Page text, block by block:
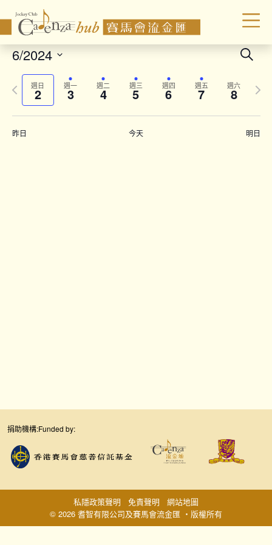
and
Search
6/2024
Select
date.週日
2 週一
3 週二
4 週三
5 週四
6 週五
7 週六
8
Previous
week
Next
昨日 今天 明日
捐助機構:Funded by:
© 2026 耆智有限公司及賽馬會流金匯 ‧版權所有
私隱政策聲明 免責聲明 網站地圖